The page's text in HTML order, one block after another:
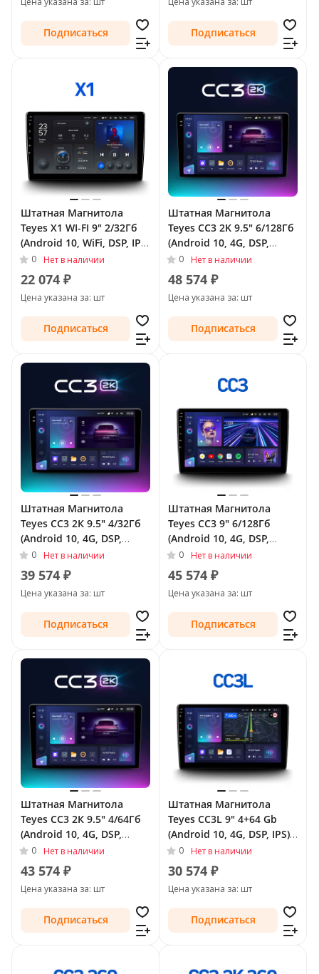
Подписаться Подписаться
Штатная Магнитола
Teyes X1 WI-FI 9" 2/32Гб
(Android 10, WiFi, DSP, IPS)
для Peugeot 207 I
Рестайлинг 2009 - 2015
0 Нет в наличии
22 074 ₽
Цена указана за: шт
Подписаться
Штатная Магнитола
Teyes CC3 2K 9.5" 6/128Гб
(Android 10, 4G, DSP,
QLed) для Peugeot 207 I
Рестайлинг 2009 - 2015
0 Нет в наличии
48 574 ₽
Цена указана за: шт
Подписаться
Штатная Магнитола
Teyes CC3 2К 9.5" 4/32Гб
(Android 10, 4G, DSP,
QLed) для Peugeot 207 I
Рестайлинг 2009 - 2015
0 Нет в наличии
39 574 ₽
Цена указана за: шт
Подписаться
Штатная Магнитола
Teyes CC3 9" 6/128Гб
(Android 10, 4G, DSP,
QLed) для Peugeot 207 I
Рестайлинг 2009 - 2015
0 Нет в наличии
45 574 ₽
Цена указана за: шт
Подписаться
Штатная Магнитола
Teyes CC3 2К 9.5" 4/64Гб
(Android 10, 4G, DSP,
QLed) для Peugeot 207 I
2006 - 2009
0 Нет в наличии
43 574 ₽
Цена указана за: шт
Подписаться
Штатная Магнитола
Teyes CC3L 9" 4+64 Gb
(Android 10, 4G, DSP, IPS)
для Peugeot 207 I
Рестайлинг 2009 - 2015
0 Нет в наличии
30 574 ₽
Цена указана за: шт
Подписаться